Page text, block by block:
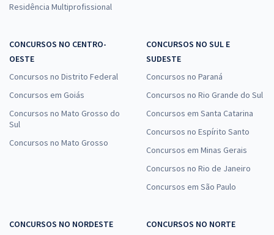
Residência Multiprofissional
CONCURSOS NO CENTRO-
OESTE
Concursos no Distrito Federal
Concursos em Goiás
Concursos no Mato Grosso do
Sul
Concursos no Mato Grosso
CONCURSOS NO SUL E
SUDESTE
Concursos no Paraná
Concursos no Rio Grande do Sul
Concursos em Santa Catarina
Concursos no Espírito Santo
Concursos em Minas Gerais
Concursos no Rio de Janeiro
Concursos em São Paulo
CONCURSOS NO NORDESTE
CONCURSOS NO NORTE